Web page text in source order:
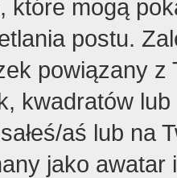
które mogą
postu.
powiązany z
kwadratów
aś lub na
jako